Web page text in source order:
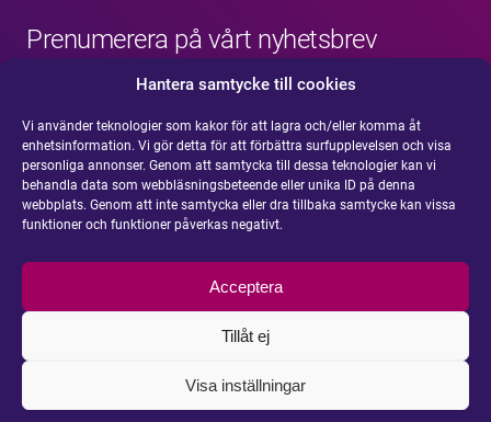
Hantera samtycke till cookies
Vi använder teknologier som kakor för att lagra och/eller komma åt
enhetsinformation. Vi gör detta för att förbättra surfupplevelsen och visa
personliga annonser. Genom att samtycka till dessa teknologier kan vi
behandla data som webbläsningsbeteende eller unika ID på denna
webbplats. Genom att inte samtycka eller dra tillbaka samtycke kan vissa
funktioner och funktioner påverkas negativt.
Acceptera
Tillåt ej
Visa inställningar
Prenumerera på vårt nyhetsbrev